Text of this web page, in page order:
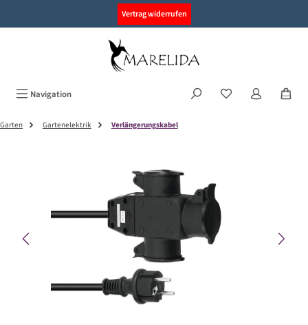
Vertrag widerrufen
Navigation
Garten Gartenelektrik Verlängerungskabel